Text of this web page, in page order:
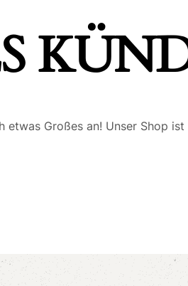
etwas Großes an! Unser Shop